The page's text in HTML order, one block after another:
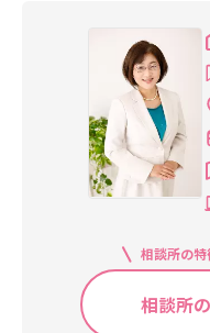
相談所の
相談所